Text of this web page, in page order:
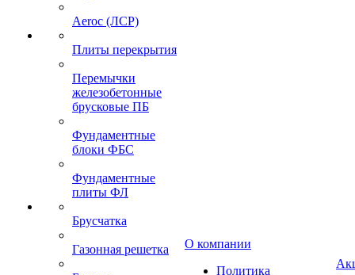
Aeroc (ЛСР)
Плиты перекрытия
Перемычки
железобетонные
брусковые ПБ
Фундаментные
блоки ФБС
Фундаментные
плиты ФЛ
Брусчатка
Газонная решетка
О компании
Политика